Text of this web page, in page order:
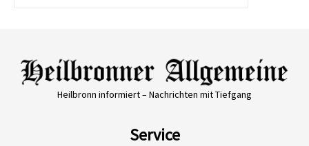
Heilbronn informiert – Nachrichten mit Tiefgang
Service